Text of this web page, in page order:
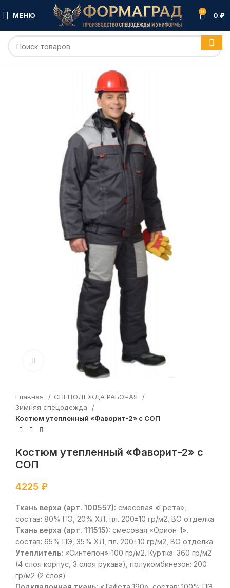
МЕНЮ 0 0 ₽
Увеличить
Главная
СПЕЦОДЕЖДА РАБОЧАЯ
Зимняя спецодежда
Костюм утепленный «Фаворит-2» с СОП
Костюм утепленный «Фаворит-2» с
СОП
4225 ₽
Ткань верха (арт. 100557): смесовая «Грета»,
состав: 80% ПЭ, 20% ХЛ, пл. 200±10 гр/м2, ВО отделка
Ткань верха (арт. 111515): смесовая «Орион-1»,
состав: 65% ПЭ, 35% ХЛ, пл. 200±10 гр/м2, ВО отделка
Утеплитель: «Синтепон»-100 гр/м2. Куртка: 360 гр/м2
(4 слоя корпус, 3 слоя рукава), полукомбинезон: 200
гр/м2 (2 слоя)